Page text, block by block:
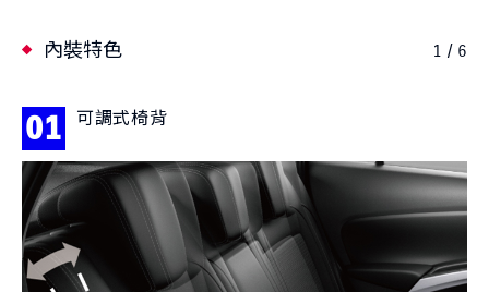
內裝特色 1 / 6
01 可調式椅背